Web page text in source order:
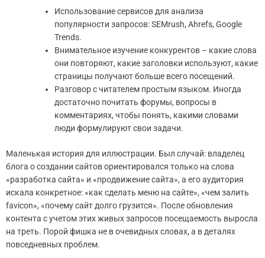
Использование сервисов для анализа
популярности запросов: SEMrush, Ahrefs, Google
Trends.
Внимательное изучение конкурентов – какие слова
они повторяют, какие заголовки используют, какие
страницы получают больше всего посещений.
Разговор с читателем простым языком. Иногда
достаточно почитать форумы, вопросы в
комментариях, чтобы понять, какими словами
люди формулируют свои задачи.
Маленькая история для иллюстрации. Был случай: владелец
блога о создании сайтов ориентировался только на слова
«разработка сайта» и «продвижение сайта», а его аудитория
искала конкретное: «как сделать меню на сайте», «чем залить
favicon», «почему сайт долго грузится». После обновления
контента с учетом этих живых запросов посещаемость выросла
на треть. Порой фишка не в очевидных словах, а в деталях
повседневных проблем.